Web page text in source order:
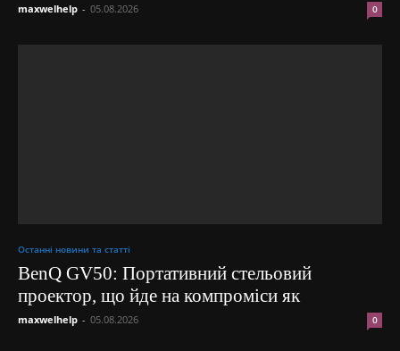
maxwelhelp - 05.08.2026 0
Останні новини та статті
BenQ GV50: Портативний стельовий
проектор, що йде на компроміси як
maxwelhelp - 05.08.2026 0